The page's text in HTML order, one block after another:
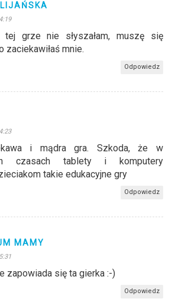
grze nie słyszałam, muszę się
zaciekawiłaś mnie.
Odpowiedz
i mądra gra. Szkoda, że w
czasach tablety i komputery
takie edukacyjne gry
Odpowiedz
MAMY
zapowiada się ta gierka :-)
Odpowiedz